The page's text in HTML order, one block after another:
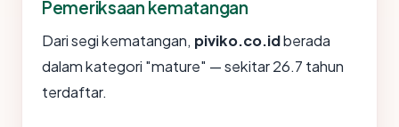
Pemeriksaan kematangan
Dari segi kematangan, piviko.co.idberada
dalam kategori "mature" — sekitar 26.7 tahun
terdaftar.